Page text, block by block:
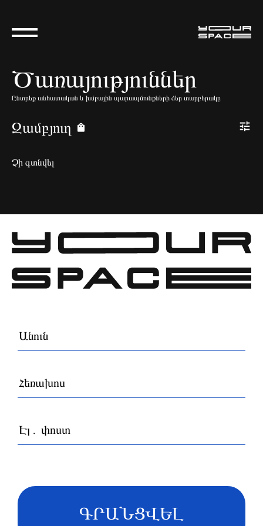
Ծառայություններ
Ընտրեք անհատական և խմբային պարապմունքների ձեր տարբերակը
Զամբյուղ
Չի գտնվել
ԳՐԱՆՑՎԵԼ